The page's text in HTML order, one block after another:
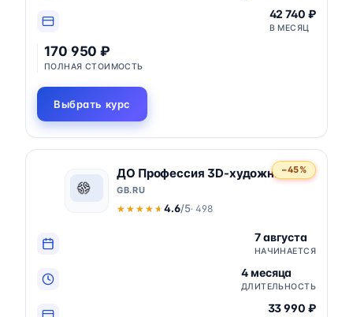
42 740 ₽
В МЕСЯЦ
170 950 ₽
ПОЛНАЯ СТОИМОСТЬ
Выбрать курс
−45%
ДО Профессия 3D-художник
GB.RU
★★★★★
★★★★★ 4.6/5· 498
7 августа
НАЧИНАЕТСЯ
4 месяца
ДЛИТЕЛЬНОСТЬ
33 990 ₽